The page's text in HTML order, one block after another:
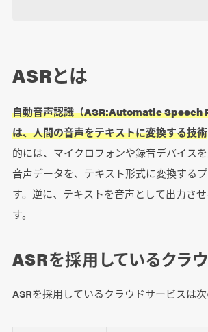
ASRとは
自動音声認識（ASR:Automatic Speech
は、人間の音声をテキストに変換する技術
的には、マイクロフォンや録音デバイス
音声データを、テキスト形式に変換する
す。逆に、テキストを音声として出力さ
す。
ASRを採用しているクラ
ASRを採用しているクラウドサービスは次